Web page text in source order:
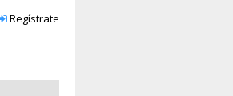
Regístrate